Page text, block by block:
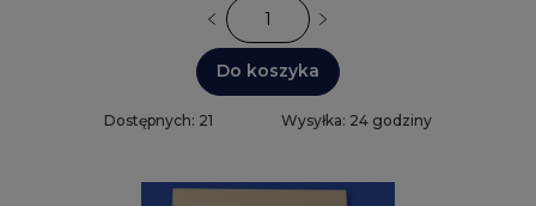
Do koszyka
Dostępnych: 21 Wysyłka: 24 godziny